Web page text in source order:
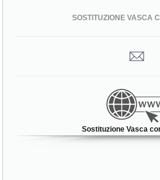
SOSTITUZIONE VASCA
Sostituzione Vasca